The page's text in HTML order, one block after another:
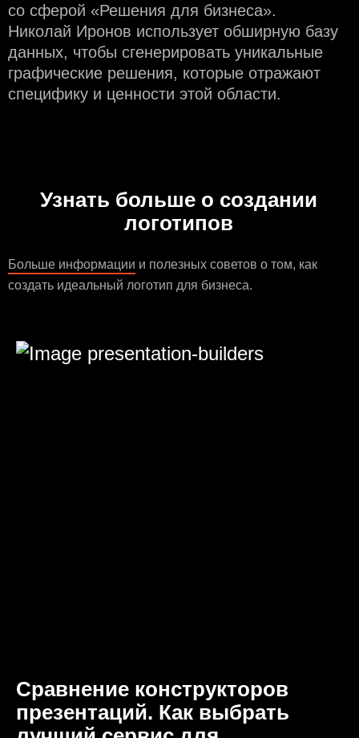
со сферой «Решения для бизнеса».
Николай Иронов использует обширную базу
данных, чтобы сгенерировать уникальные
графические решения, которые отражают
специфику и ценности этой области.
Узнать больше о создании
логотипов
Больше информации и полезных советов о том, как
создать идеальный логотип для бизнеса.
Сравнение конструкторов
презентаций. Как выбрать